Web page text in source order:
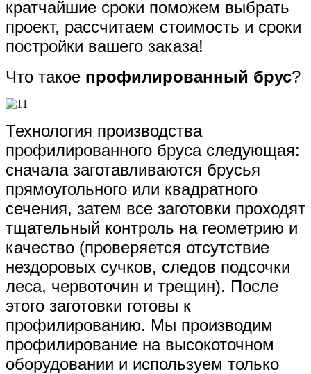
кратчайшие сроки поможем выбрать
проект, рассчитаем стоимость и сроки
постройки вашего заказа!
Что такое профилированный брус?
Технология производства
профилированного бруса следующая:
сначала заготавливаются брусья
прямоугольного или квадратного
сечения, затем все заготовки проходят
тщательный контроль на геометрию и
качество (проверяется отсутствие
нездоровых сучков, следов подсочки
леса, червоточин и трещин). После
этого заготовки готовы к
профилированию. Мы производим
профилирование на высокоточном
оборудовании и используем только